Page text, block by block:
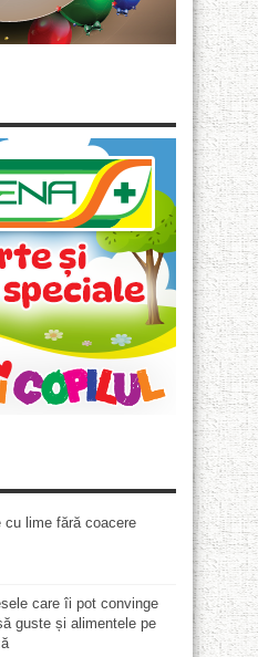
cu lime fără coacere
care îi pot convinge
guste și alimentele pe